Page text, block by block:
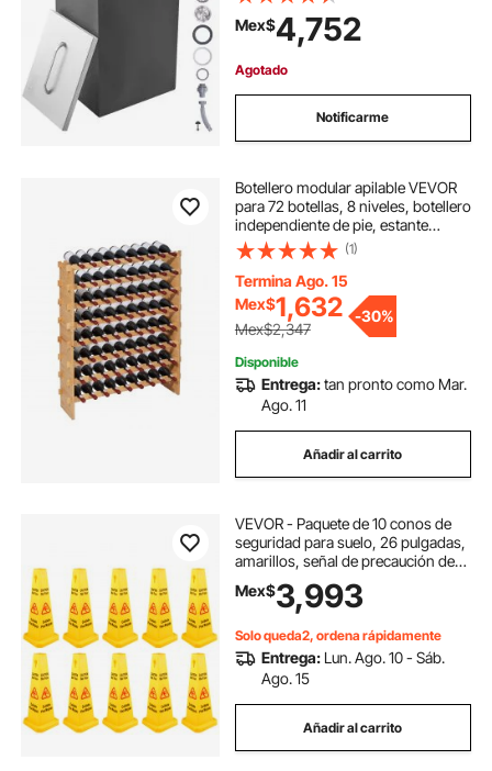
con tapa, barra de hielo para cocina
exterior de 40 qt, tubo y tapón de
drenaje incluidos, para vino frío y
cerveza.
Mex$4,752
Agotado
Notificarme
Botellero modular apilable VEVOR
para 72 botellas, 8 niveles, botellero
independiente de pie, estante
resistente para exhibición de vinos,
estantes estables, fácil montaje,
para cocina, bodega y bar, color
natural.
(1)
Termina Ago. 15
Mex$1,632
Mex$2,347
-30%
Disponible
Entrega:tan pronto como Mar.
Ago. 11
Añadir al carrito
VEVOR - Paquete de 10 conos de
seguridad para suelo, 26 pulgadas,
amarillos, señal de precaución de
suelo mojado, 4 lados, conos de
seguridad pública, señal bilingüe
para suelo mojado, para interiores y
exteriores
Mex$3,993
Solo queda2, ordena rápidamente
Entrega: Lun. Ago. 10 - Sáb.
Ago. 15
Añadir al carrito